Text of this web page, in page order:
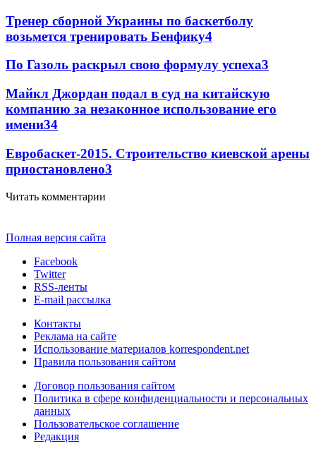
Тренер сборной Украины по баскетболу
возьмется тренировать Бенфику4
По Газоль раскрыл свою формулу успеха3
Майкл Джордан подал в суд на китайскую
компанию за незаконное использование его
имени34
Евробаскет-2015. Строительство киевской арены
приостановлено3
Читать комментарии
Полная версия сайта
Facebook
Twitter
RSS-ленты
E-mail рассылка
Контакты
Реклама на сайте
Использование материалов korrespondent.net
Правила пользования сайтом
Договор пользования сайтом
Политика в сфере конфиденциальности и персональных
данных
Пользовательское соглашение
Редакция